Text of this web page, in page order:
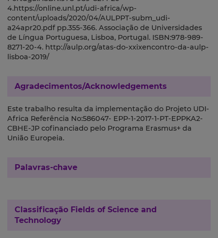
4.https://online.unl.pt/udi-africa/wp-
content/uploads/2020/04/AULPPT-subm_udi-
a24apr20.pdf pp.355-366. Associação de Universidades
de Língua Portuguesa, Lisboa, Portugal. ISBN:978-989-
8271-20-4. http://aulp.org/atas-do-xxixencontro-da-aulp-
lisboa-2019/
Agradecimentos/Acknowledgements
Este trabalho resulta da implementação do Projeto UDI-
Africa Referência No:586047- EPP-1-2017-1-PT-EPPKA2-
CBHE-JP cofinanciado pelo Programa Erasmus+ da
União Europeia.
Palavras-chave
Classificação Fields of Science and
Technology